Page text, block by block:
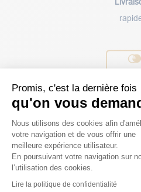
Promis, c'est la dernière fois
qu'on vous
Plateforme de
Nous utilisons des cookies afin
votre navigation et de vous offrir une
meilleure expérience utilisateur.
En poursuivant votre navigation sur
l’utilisation des cookies.
Lire la politique de confidentialité
Axeptio